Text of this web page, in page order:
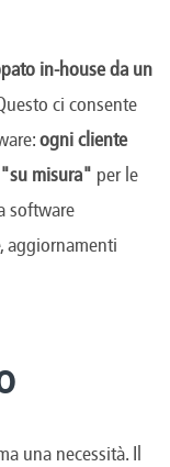
in-house da un
ci consente
ogni cliente
misura" per le
software
aggiornamenti
una necessità. Il